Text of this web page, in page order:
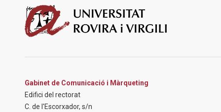
Gabinet de Comunicació i Màrqueting
Edifici del rectorat
C. de l'Escorxador, s/n